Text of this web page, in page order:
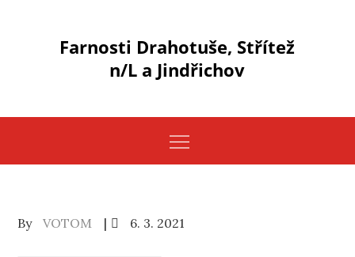
Farnosti Drahotuše, Střítež
n/L a Jindřichov
By VOTOM
Posted
6. 3. 2021